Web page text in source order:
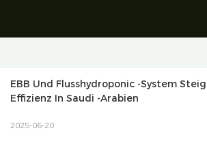
EBB Und Flusshydroponic -System
Effizienz In Saudi -Arabien
2025-06-20